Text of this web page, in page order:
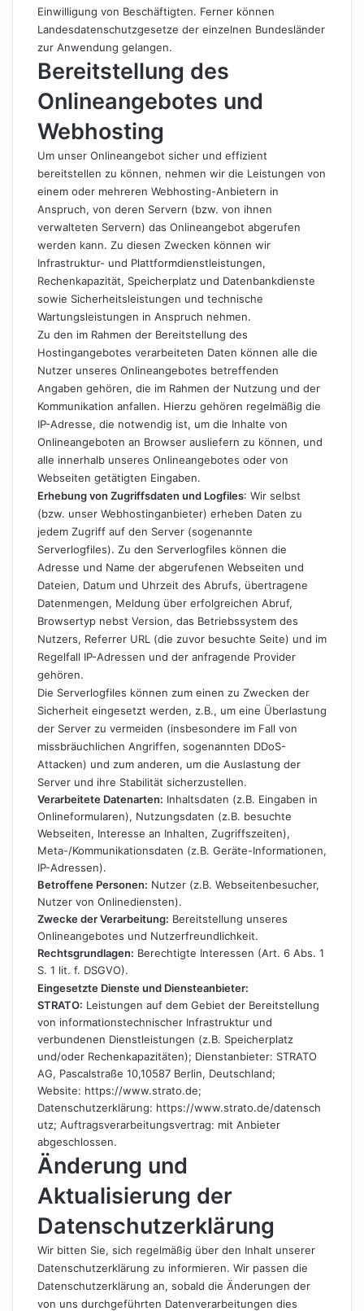
Einwilligung von Beschäftigten. Ferner können
Landesdatenschutzgesetze der einzelnen Bundesländer
zur Anwendung gelangen.
Bereitstellung des
Onlineangebotes und
Webhosting
Um unser Onlineangebot sicher und effizient
bereitstellen zu können, nehmen wir die Leistungen von
einem oder mehreren Webhosting-Anbietern in
Anspruch, von deren Servern (bzw. von ihnen
verwalteten Servern) das Onlineangebot abgerufen
werden kann. Zu diesen Zwecken können wir
Infrastruktur- und Plattformdienstleistungen,
Rechenkapazität, Speicherplatz und Datenbankdienste
sowie Sicherheitsleistungen und technische
Wartungsleistungen in Anspruch nehmen.
Zu den im Rahmen der Bereitstellung des
Hostingangebotes verarbeiteten Daten können alle die
Nutzer unseres Onlineangebotes betreffenden
Angaben gehören, die im Rahmen der Nutzung und der
Kommunikation anfallen. Hierzu gehören regelmäßig die
IP-Adresse, die notwendig ist, um die Inhalte von
Onlineangeboten an Browser ausliefern zu können, und
alle innerhalb unseres Onlineangebotes oder von
Webseiten getätigten Eingaben.
Erhebung von Zugriffsdaten und Logfiles: Wir selbst
(bzw. unser Webhostinganbieter) erheben Daten zu
jedem Zugriff auf den Server (sogenannte
Serverlogfiles). Zu den Serverlogfiles können die
Adresse und Name der abgerufenen Webseiten und
Dateien, Datum und Uhrzeit des Abrufs, übertragene
Datenmengen, Meldung über erfolgreichen Abruf,
Browsertyp nebst Version, das Betriebssystem des
Nutzers, Referrer URL (die zuvor besuchte Seite) und im
Regelfall IP-Adressen und der anfragende Provider
gehören.
Die Serverlogfiles können zum einen zu Zwecken der
Sicherheit eingesetzt werden, z.B., um eine Überlastung
der Server zu vermeiden (insbesondere im Fall von
missbräuchlichen Angriffen, sogenannten DDoS-
Attacken) und zum anderen, um die Auslastung der
Server und ihre Stabilität sicherzustellen.
Verarbeitete Datenarten: Inhaltsdaten (z.B. Eingaben in
Onlineformularen), Nutzungsdaten (z.B. besuchte
Webseiten, Interesse an Inhalten, Zugriffszeiten),
Meta-/Kommunikationsdaten (z.B. Geräte-Informationen,
IP-Adressen).
Betroffene Personen: Nutzer (z.B. Webseitenbesucher,
Nutzer von Onlinediensten).
Zwecke der Verarbeitung: Bereitstellung unseres
Onlineangebotes und Nutzerfreundlichkeit.
Rechtsgrundlagen: Berechtigte Interessen (Art. 6 Abs. 1
S. 1 lit. f. DSGVO).
Eingesetzte Dienste und Diensteanbieter:
STRATO: Leistungen auf dem Gebiet der Bereitstellung
von informationstechnischer Infrastruktur und
verbundenen Dienstleistungen (z.B. Speicherplatz
und/oder Rechenkapazitäten); Dienstanbieter: STRATO
AG, Pascalstraße 10,10587 Berlin, Deutschland;
Website: https://www.strato.de;
Datenschutzerklärung: https://www.strato.de/datensch
utz; Auftragsverarbeitungsvertrag: mit Anbieter
abgeschlossen.
Änderung und
Aktualisierung der
Datenschutzerklärung
Wir bitten Sie, sich regelmäßig über den Inhalt unserer
Datenschutzerklärung zu informieren. Wir passen die
Datenschutzerklärung an, sobald die Änderungen der
von uns durchgeführten Datenverarbeitungen dies